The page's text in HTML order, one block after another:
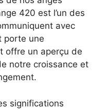
420 est l’un des
avec
porte une
offre un aperçu de
notre croissance et
significations